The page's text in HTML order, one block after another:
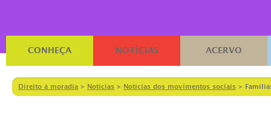
CONHEÇA NOTÍCIAS ACERVO
Direito à moradia > Notícias > Notícias dos movimentos sociais >